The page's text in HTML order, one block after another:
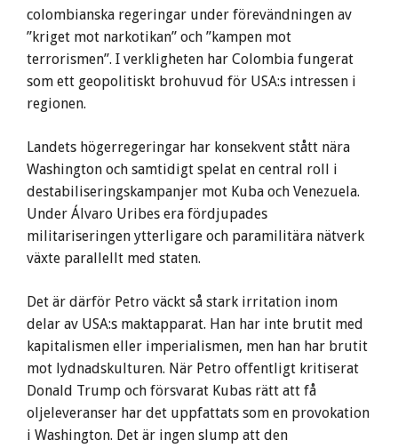
colombianska regeringar under förevändningen av
”kriget mot narkotikan” och ”kampen mot
terrorismen”. I verkligheten har Colombia fungerat
som ett geopolitiskt brohuvud för USA:s intressen i
regionen.
Landets högerregeringar har konsekvent stått nära
Washington och samtidigt spelat en central roll i
destabiliseringskampanjer mot Kuba och Venezuela.
Under Álvaro Uribes era fördjupades
militariseringen ytterligare och paramilitära nätverk
växte parallellt med staten.
Det är därför Petro väckt så stark irritation inom
delar av USA:s maktapparat. Han har inte brutit med
kapitalismen eller imperialismen, men han har brutit
mot lydnadskulturen. När Petro offentligt kritiserat
Donald Trump och försvarat Kubas rätt att få
oljeleveranser har det uppfattats som en provokation
i Washington. Det är ingen slump att den